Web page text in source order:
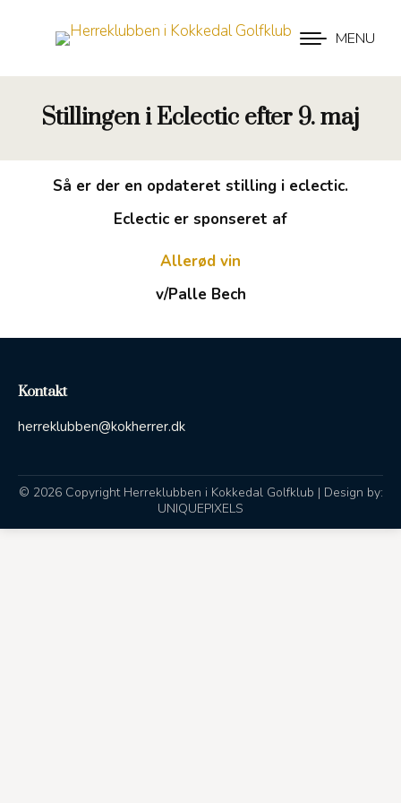
MENU
Stillingen i Eclectic efter 9. maj
Så er der en opdateret stilling i eclectic.
Eclectic er sponseret af
Allerød vin
v/Palle Bech
Kontakt
herreklubben@kokherrer.dk
© 2026 Copyright Herreklubben i Kokkedal Golfklub | Design by:
UNIQUEPIXELS